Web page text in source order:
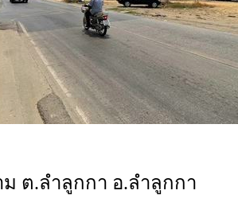
ต.ลำลูกกา อ.ลำลูกกา